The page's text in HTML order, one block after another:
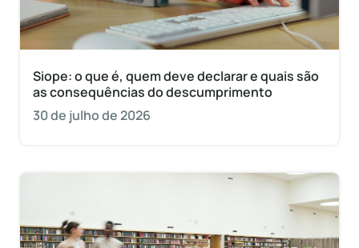
Siope: o que é, quem deve declarar e quais são
as consequências do descumprimento
30 de julho de 2026